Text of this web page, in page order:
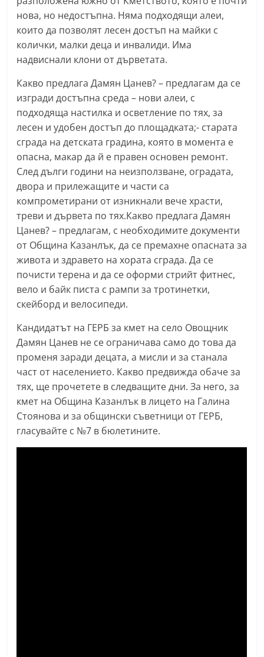
f
o
,
g
l
e
r
y
-
k
a
z
a
n
l
a
k
c
o
m
нова, но недостъпна. Няма подходящи алеи,
които да позволят лесен достъп на майки с
колички, малки деца и инвалиди. Има
надвиснали клони от дърветата.
Какво предлага Дамян Цанев? – предлагам да се
изгради достъпна среда – нови алеи, с
подходяща настилка и осветление по тях, за
лесен и удобен достъп до площадката;- старата
сграда на детската градина, която в момента е
опасна, макар да й е правен основен ремонт.
След дълги години на неизползване, оградата,
двора и прилежащите и части са
компрометирани от изникнали вече храсти,
треви и дървета по тях.Какво предлага Дамян
Цанев? – предлагам, с необходимите документи
от Община Казанлък, да се премахне опасната за
живота и здравето на хората сграда. Да се
почисти терена и да се оформи стрийт фитнес,
вело и байк писта с рампи за тротинетки,
скейборд и велосипеди.
Кандидатът на ГЕРБ за кмет на село Овощник
Дамян Цанев не се ограничава само до това да
променя заради децата, а мисли и за станала
част от населението. Какво предвижда обаче за
тях, ще прочетете в следващите дни. За него, за
кмет на Община Казанлък в лицето на Галина
Стоянова и за общински съветници от ГЕРБ,
гласувайте с №7 в бюлетините.